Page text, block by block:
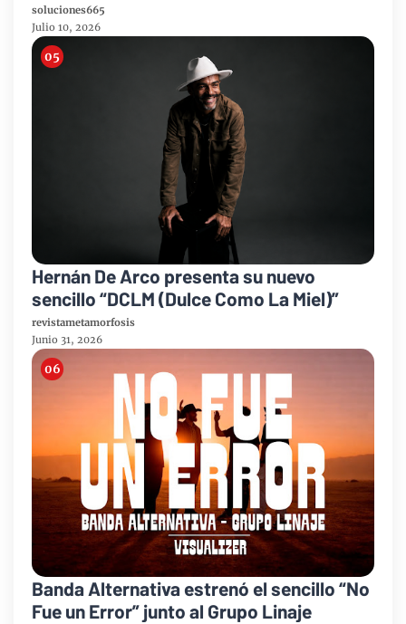
soluciones665
Julio 10, 2026
Hernán De Arco presenta su nuevo
sencillo “DCLM (Dulce Como La Miel)”
revistametamorfosis
Junio 31, 2026
Banda Alternativa estrenó el sencillo “No
Fue un Error” junto al Grupo Linaje